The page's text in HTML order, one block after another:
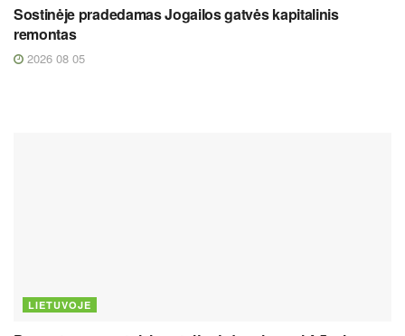
Sostinėje pradedamas Jogailos gatvės kapitalinis
remontas
2026 08 05
LIETUVOJE